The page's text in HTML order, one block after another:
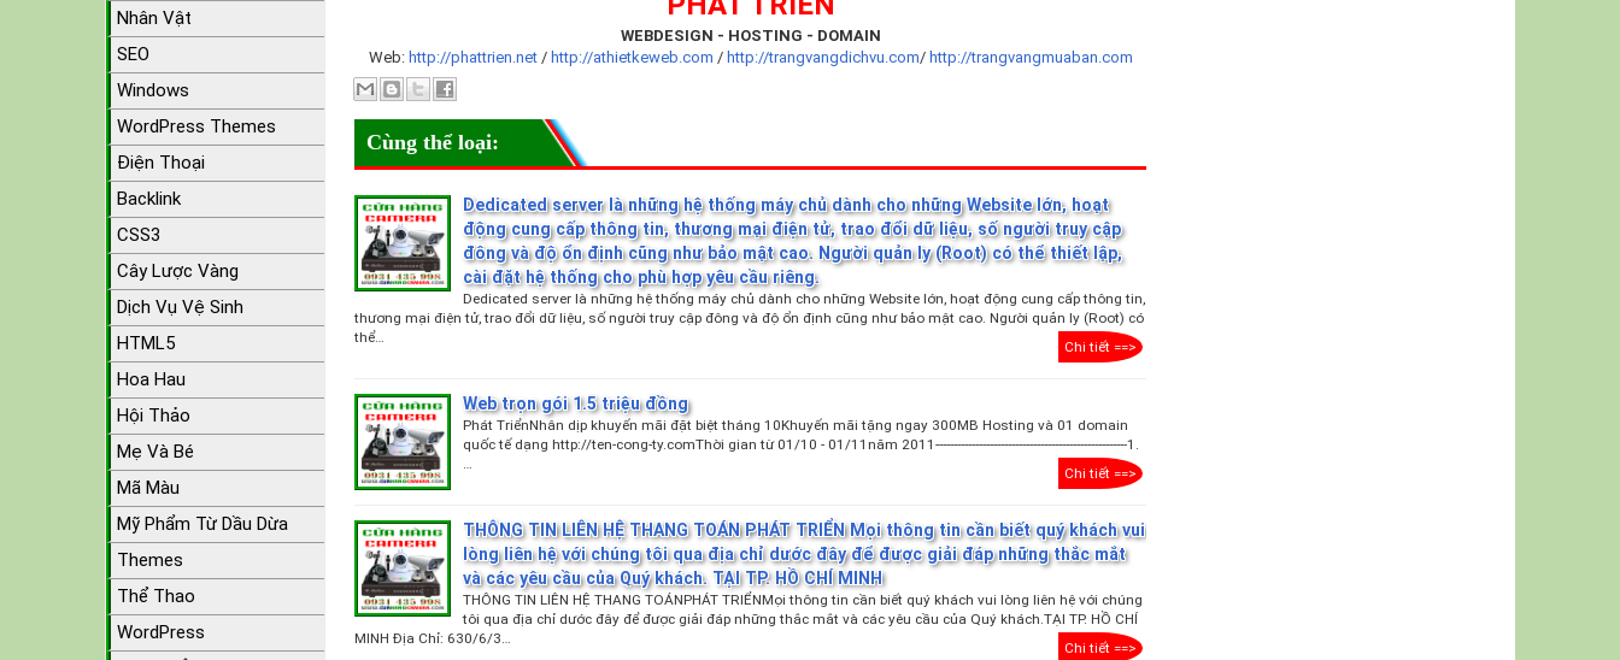
WEBDESIGN - HOSTING - DOMAIN
Web: http://phattrien.net / http://athietkeweb.com / http://trangvangdichvu.com/ http://trangvangmuaban.com
Cùng thể loại:
Dedicated server là những hệ thống máy chủ dành cho những Website lớn, hoạt
động cung cấp thông tin, thương mại điện tử, trao đổi dữ liệu, số người truy cập
đông và độ ổn định cũng như bảo mật cao. Người quản ly (Root) có thể thiết lập,
cài đặt hệ thống cho phù hợp yêu cầu riêng.
Dedicated server là những hệ thống máy chủ dành cho những Website lớn, hoạt động cung cấp thông tin,
thương mại điện tử, trao đổi dữ liệu, số người truy cập đông và độ ổn định cũng như bảo mật cao. Người quản ly (Root) có
thể…
Chi tiết ==>
Web trọn gói 1.5 triệu đồng
Phát TriểnNhân dịp khuyến mãi đặt biệt tháng 10Khuyến mãi tặng ngay 300MB Hosting và 01 domain
quốc tế dạng http://ten-cong-ty.comThời gian từ 01/10 - 01/11năm 2011-----------------------------------------------------1.
Chi tiết ==>
THÔNG TIN LIÊN HỆ THANG TOÁN PHÁT TRIỂN Mọi thông tin cần biết quý khách vui
lòng liên hệ với chúng tôi qua địa chỉ dước đây để được giải đáp những thắc mắt
và các yêu cầu của Quý khách. TẠI TP. HỒ CHÍ MINH
THÔNG TIN LIÊN HỆ THANG TOÁNPHÁT TRIỂNMọi thông tin cần biết quý khách vui lòng liên hệ với chúng
tôi qua địa chỉ dước đây để được giải đáp những thắc mắt và các yêu cầu của Quý khách.TẠI TP. HỒ CHÍ
MINH Địa Chỉ: 630/6/3…
Chi tiết ==>
Nhân Vật
SEO
Windows
WordPress Themes
Điện Thoại
Backlink
CSS3
Cây Lược Vàng
Dịch Vụ Vệ Sinh
HTML5
Hoa Hau
Hội Thảo
Mẹ Và Bé
Mã Màu
Mỹ Phẩm Từ Dầu Dừa
Themes
Thể Thao
WordPress